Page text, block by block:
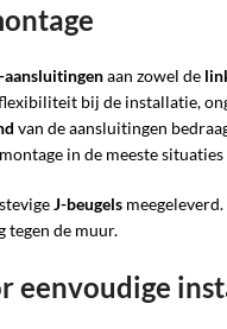
aan zowel de
bij de installatie,
van de aansluitingen
in de meeste
J-beugels
tegen de muur.
eenvoudige